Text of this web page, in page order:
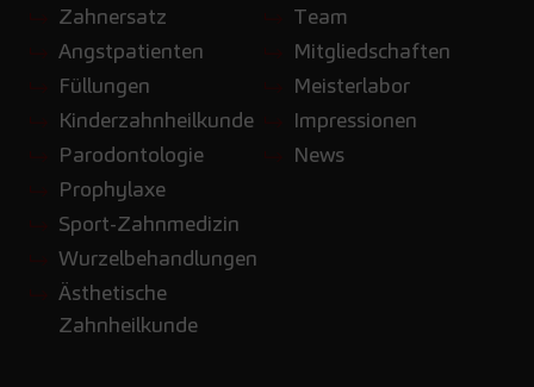
Zahnersatz
Angstpatienten
Füllungen
Kinderzahnheilkunde
Parodontologie
Prophylaxe
Sport-Zahnmedizin
Wurzelbehandlungen
Ästhetische
Zahnheilkunde
Team
Mitgliedschaften
Meisterlabor
Impressionen
News